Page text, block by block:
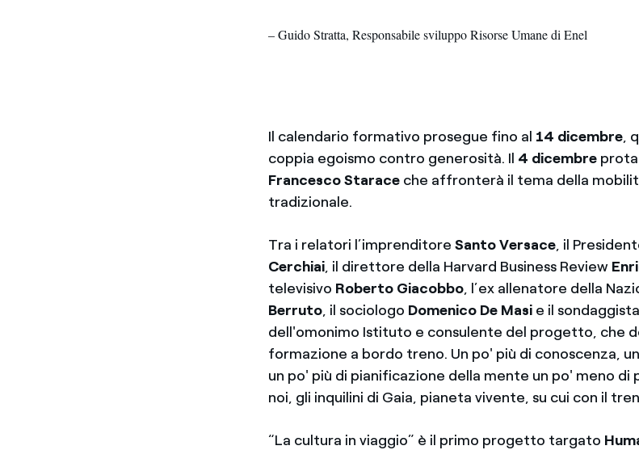
– Guido Stratta, Responsabile sviluppo Risorse Umane di Enel
Il calendario formativo prosegue fino al 14 dicembre,
coppia egoismo contro generosità. Il 4 dicembre
Francesco Starace che affronterà il tema della
tradizionale.
Tra i relatori l’imprenditoreSanto Versace, il
Cerchiai, il direttore della Harvard Business Review
televisivo Roberto Giacobbo, l’ex allenatore della
Berruto, il sociologo Domenico De Masi e il sondaggista
dell'omonimo Istituto e consulente del progetto, che
formazione a bordo treno. Un po' più di conoscenza,
un po' più di pianificazione della mente un po' meno di
noi, gli inquilini di Gaia, pianeta vivente, su cui con il
“La cultura in viaggio” è il primo progetto targato